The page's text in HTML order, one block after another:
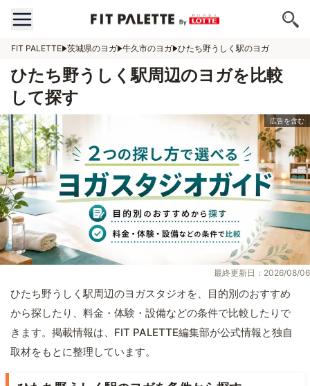
FIT PALETTE 茨城県のヨガ 牛久市のヨガ ひたち野うしく駅のヨガ
ひたち野うしく駅周辺のヨガを比較
して探す
最終更新日：2026/08/06
ひたち野うしく駅周辺のヨガスタジオを、目的別のおすすめ
から探したり、料金・体験・設備などの条件で比較したりで
きます。掲載情報は、FIT PALETTE編集部が公式情報と独自
取材をもとに整理しています。